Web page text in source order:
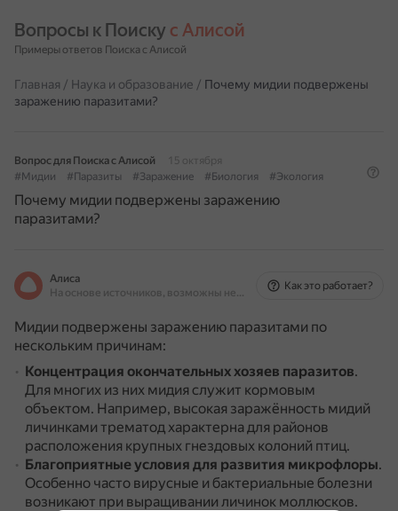
Вопросы к Поиску с Алисой
Примеры ответов Поиска с Алисой
Главная / Наука и образование / Почему мидии подвержены
заражению паразитами?
Вопрос для Поиска с Алисой
15 октября
#Мидии
#Паразиты #Заражение #Биология #Экология
Почему мидии подвержены заражению
паразитами?
Алиса
На основе источников, возможны неточности
Как это работает?
Мидии подвержены заражению паразитами по
нескольким причинам:
Концентрация окончательных хозяев паразитов.
Для многих из них мидия служит кормовым
объектом. Например, высокая заражённость мидий
личинками трематод характерна для районов
расположения крупных гнездовых колоний птиц.
Благоприятные условия для развития микрофлоры.
Особенно часто вирусные и бактериальные болезни
возникают при выращивании личинок моллюсков.